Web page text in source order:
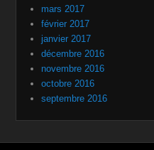
mars 2017
février 2017
janvier 2017
décembre 2016
novembre 2016
octobre 2016
septembre 2016